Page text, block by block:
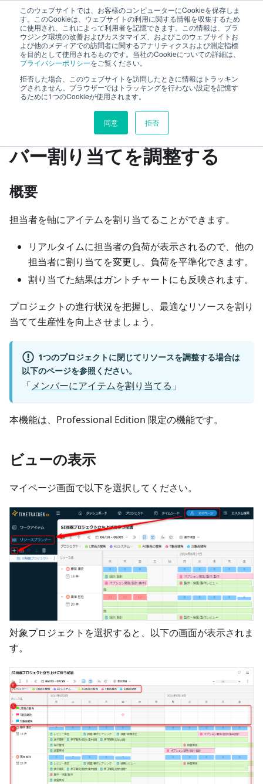
このウェブサイトでは、お客様のコンピューターにCookieを保存しま
す。このCookieは、ウェブサイトの利用に関する情報を収集するため
に使用され、これによって利用者を記憶できます。この情報は、ブラ
ウジング環境の改善およびカスタマイズ、およびこのウェブサイトお
よび他のメディアでの訪問者に関するアナリティクスおよび測定指標
を目的として使用されるものです。当社のCookieについての詳細は、
プライバシーポリシーをご覧ください。
拒否した場合、このウェブサイトを訪問したときに情報はトラッキン
グされません。ブラウザーではトラッキングを行わない設定を記憶す
るために1つのCookieが使用されます。
同意 拒否
TimeTracker RX ヘルプ
マイページ
このページの見出し
プロジェクトを跨いでメン
バー割り当てを調整する
概要
担当者を軸にアイテムを割り当てることができます。
リアルタイムに担当者の負荷が表示されるので、他の
担当者に割り当てを変更し、負荷を平準化できます。
割り当てた結果はガントチャートにも反映されます。
プロジェクトの進行状況を把握し、最適なリソースを割り
当てて生産性を向上させましょう。
1つのプロジェクトに閉じてリソースを調整する場合は
以下のページを参照ください。
「メンバーにアイテムを割り当てる」
本機能は、Professional Edition 限定の機能です。
ビューの表示
マイページ画面で以下を選択してください。
対象プロジェクトを選択すると、以下の画面が表示されま
す。